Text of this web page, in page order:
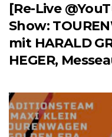
[Re-Live
Show:
mit HARALD
HEGER,